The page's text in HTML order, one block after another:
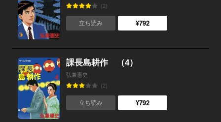
(2)
立ち読み ¥792
課長島耕作 （4）
弘兼憲史
(2)
立ち読み ¥792